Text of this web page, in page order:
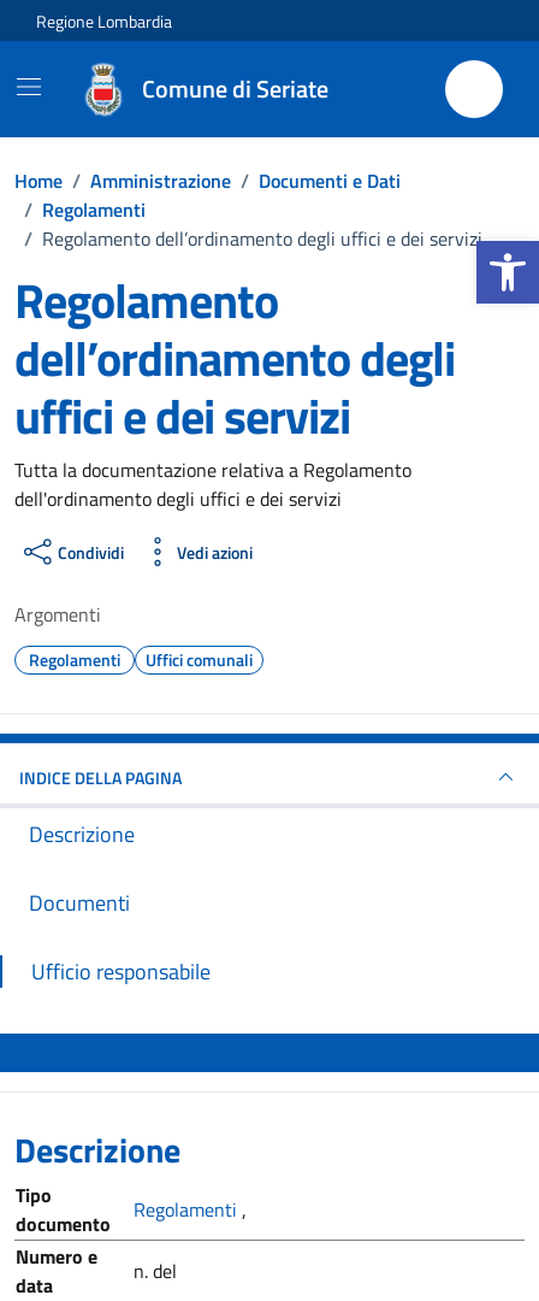
Apri la
Vai ai contenuti
Vai al footer
Regione Lombardia
Comune di Seriate
Home / Amministrazione / Documenti e Dati
/ Regolamenti
/ Regolamento dell’ordinamento degli uffici e dei servizi
Regolamento
dell’ordinamento degli
uffici e dei servizi
Dettagli del documento
Tutta la documentazione relativa a Regolamento
dell'ordinamento degli uffici e dei servizi
Condividi Vedi azioni
Argomenti
Regolamenti Uffici comunali
INDICE DELLA PAGINA
Descrizione
Documenti
Ufficio responsabile
Descrizione
Tipo
documento
Regolamenti ,
Numero e
data
n. del